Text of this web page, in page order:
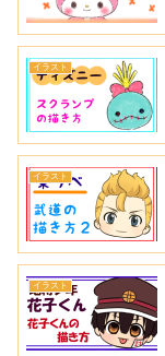
イラスト
イラスト
イラスト